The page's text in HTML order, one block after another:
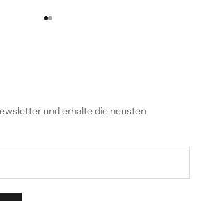
Gehe zu Element 1
Gehe zu Element 2
und erhalte die neusten